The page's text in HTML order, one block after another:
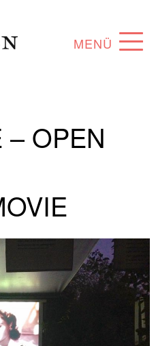
MENÜ
– OPEN